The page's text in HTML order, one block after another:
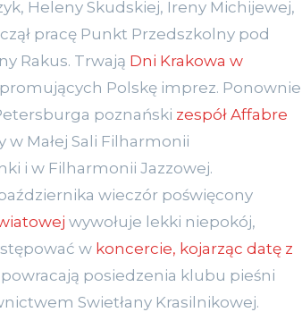
Heleny Skudskiej, Ireny Michijewej,
pracę Punkt Przedszkolny pod
Rakus. Trwają Dni Krakowa w
Polskę imprez. Ponownie
poznański zespół Affabre
w Małej Sali Filharmonii
i w Filharmonii Jazzowej.
wieczór poświęcony
wywołuje lekki niepokój,
w koncercie, kojarząc datę z
powracają posiedzenia klubu pieśni
Swietłany Krasilnikowej.